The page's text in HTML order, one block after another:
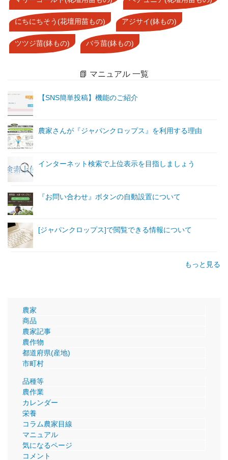
にちにちそう(花壇用苗もの) アジサイ(鉢もの)
ツツジ苗(鉢もの) バラ苗(鉢もの)
📗 マニュアル 一覧
【SNS簡単投稿】機能のご紹介
農家さんが『ジャパンクロップス』を利用する理由
インターネット検索で上位表示を目指しましょう
『お問い合わせ』ボタンの自動設置について
[ジャパンクロップス]で閲覧できる情報について
もっと見る
農家
商品
農家記事
農作物
都道府県(産地)
市町村
品種等
農作業
カレンダー
栄養
コラム農家目線
マニュアル
気になるページ
コメント